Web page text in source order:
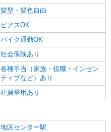
髪型・髪色自由
ピアスOK
バイク通勤OK
社会保険あり
各種手当（家族・役職・インセン
ティブなど）あり
社員登用あり
地区センター駅